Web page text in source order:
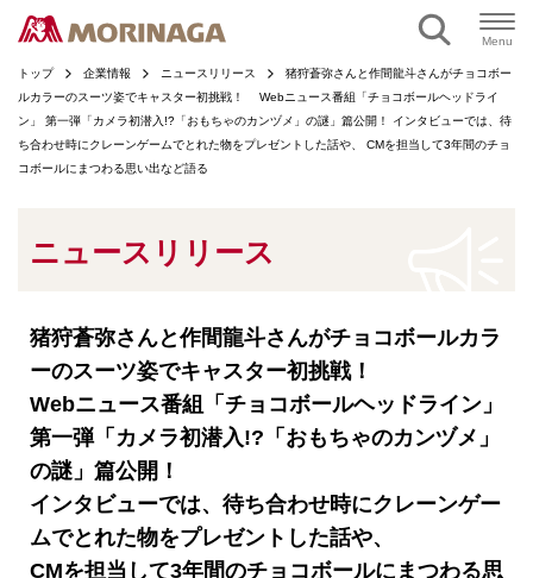
Menu
トップ 企業情報 ニュースリリース
猪狩蒼弥さんと作間龍斗さんがチョコボー
ルカラーのスーツ姿でキャスター初挑戦！ Webニュース番組「チョコボールヘッドライ
ン」 第一弾「カメラ初潜入!?「おもちゃのカンヅメ」の謎」篇公開！ インタビューでは、待
ち合わせ時にクレーンゲームでとれた物をプレゼントした話や、 CMを担当して3年間のチョ
コボールにまつわる思い出など語る
ニュースリリース
猪狩蒼弥さんと作間龍斗さんがチョコボールカラ
ーのスーツ姿でキャスター初挑戦！
Webニュース番組「チョコボールヘッドライン」
第一弾「カメラ初潜入!?「おもちゃのカンヅメ」
の謎」篇公開！
インタビューでは、待ち合わせ時にクレーンゲー
ムでとれた物をプレゼントした話や、
CMを担当して3年間のチョコボールにまつわる思